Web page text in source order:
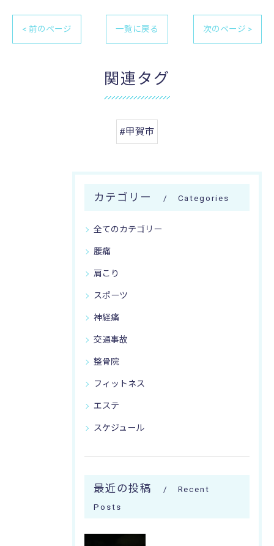
< 前のページ 一覧に戻る 次のページ >
関連タグ
#甲賀市
カテゴリー Categories
全てのカテゴリー
腰痛
肩こり
スポーツ
神経痛
交通事故
整骨院
フィットネス
エステ
スケジュール
最近の投稿
Recent
Posts